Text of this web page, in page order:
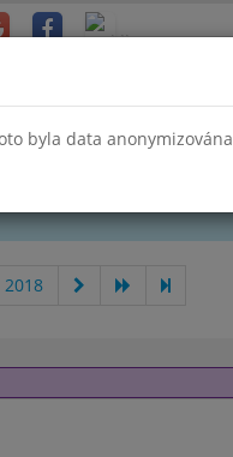
2018
byla data anonymizována